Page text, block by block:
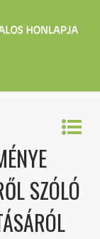
SZÓLÓ